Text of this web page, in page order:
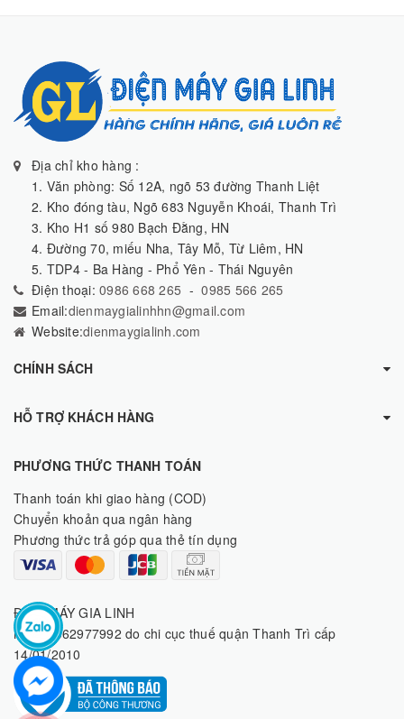
Địa chỉ kho hàng :
1. Văn phòng: Số 12A, ngõ 53 đường Thanh Liệt
2. Kho đóng tàu, Ngõ 683 Nguyễn Khoái, Thanh Trì
3. Kho H1 số 980 Bạch Đằng, HN
4. Đường 70, miếu Nha, Tây Mỗ, Từ Liêm, HN
5. TDP4 - Ba Hàng - Phổ Yên - Thái Nguyên
Điện thoại: 0986 668 265 -0985 566 265
Email:dienmaygialinhhn@gmail.com
Website:dienmaygialinh.com
CHÍNH SÁCH
HỖ TRỢ KHÁCH HÀNG
PHƯƠNG THỨC THANH TOÁN
Thanh toán khi giao hàng (COD)
Chuyển khoản qua ngân hàng
Phương thức trả góp qua thẻ tín dụng
ĐIỆN MÁY GIA LINH
MST: 8062977992 do chi cục thuế quận Thanh Trì cấp
14/01/2010